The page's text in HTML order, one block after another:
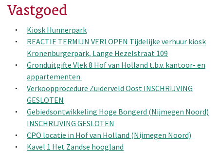
Vastgoed
Kiosk Hunnerpark
REACTIE TERMIJN VERLOPEN Tijdelijke verhuur kiosk
Kronenburgerpark, Lange Hezelstraat 109
Gronduitgifte Vlek 8 Hof van Holland t.b.v. kantoor- en
appartementen.
Verkoopprocedure Zuiderveld Oost INSCHRIJVING
GESLOTEN
Gebiedsontwikkeling Hoge Bongerd (Nijmegen Noord)
INSCHRIJVING GESLOTEN
CPO locatie in Hof van Holland (Nijmegen Noord)
Kavel 1 Het Zandse hoogland